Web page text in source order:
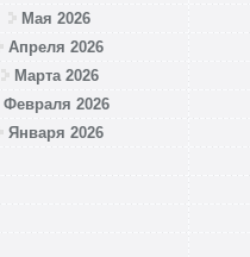
Мая 2026
Апреля 2026
Марта 2026
Февраля 2026
Января 2026